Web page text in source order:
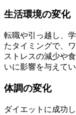
生活環境の変化
転職や引っ越し、
たタイミングで、
ストレスの減少や
いに影響を与えて
体調の変化
ダイエットに成功